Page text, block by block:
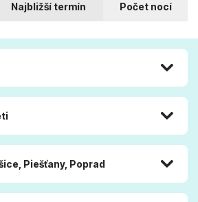
Najbližší termín Počet nocí
Piešťany, Poprad